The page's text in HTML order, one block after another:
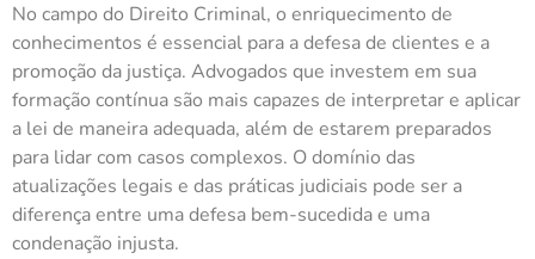
No campo do Direito Criminal, o enriquecimento de
conhecimentos é essencial para a defesa de clientes e a
promoção da justiça. Advogados que investem em sua
formação contínua são mais capazes de interpretar e aplicar
a lei de maneira adequada, além de estarem preparados
para lidar com casos complexos. O domínio das
atualizações legais e das práticas judiciais pode ser a
diferença entre uma defesa bem-sucedida e uma
condenação injusta.